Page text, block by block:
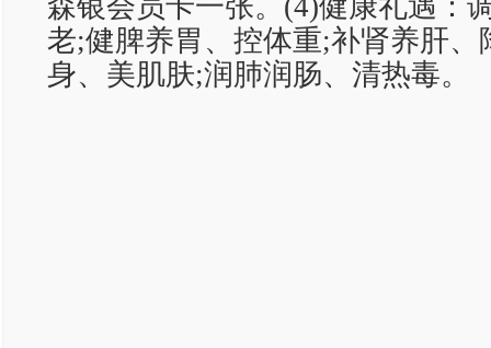
森银会员卡一张。(4)健康礼遇：
老;健脾养胃、控体重;补肾养肝、
身、美肌肤;润肺润肠、清热毒。